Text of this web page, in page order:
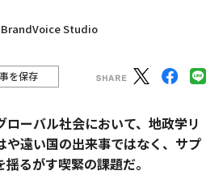
BrandVoice Studio
を保存
ーバル社会において、地政学リ
や遠い国の出来事ではなく、サプ
るがす喫緊の課題だ。